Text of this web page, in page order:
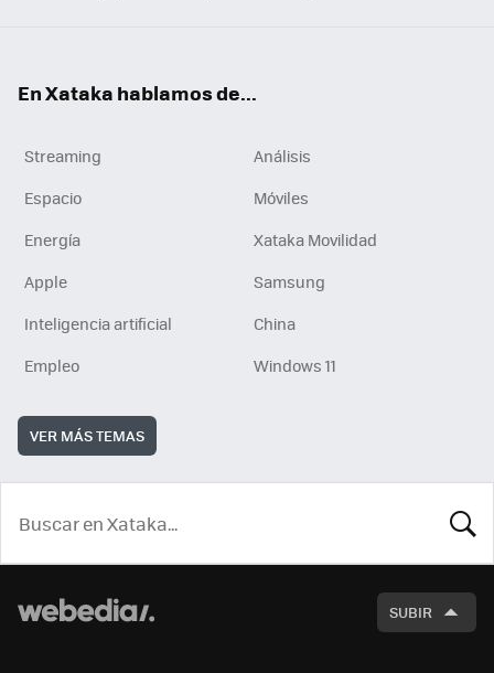
En Xataka hablamos de...
Streaming
Análisis
Espacio
Móviles
Energía
Xataka Movilidad
Apple
Samsung
Inteligencia artificial
China
Empleo
Windows 11
VER MÁS TEMAS
SUBIR